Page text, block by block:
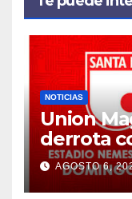
NOTICIAS
Union
derrota
AGOSTO 6,